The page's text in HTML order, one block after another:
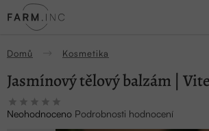
na
Domů Kosmetika
Jasmínový tělový balzám |
Průměrné
hodnocení
Neohodnoceno Podrobnosti hodnocení